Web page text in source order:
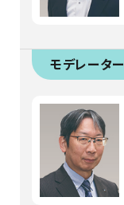
モデレーター